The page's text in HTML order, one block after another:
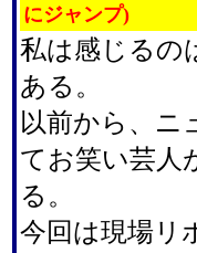
にジャンプ)
私は感じるの
ある。
以前から、ニ
てお笑い芸人
る。
今回は現場リ